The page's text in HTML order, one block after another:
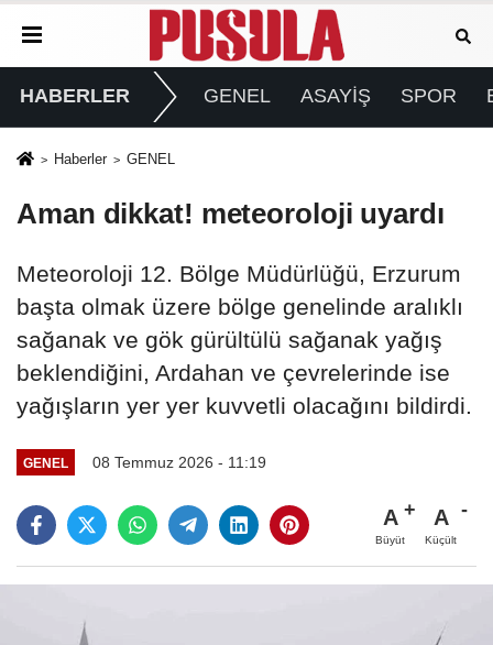
HABERLER GENEL ASAYİŞ SPOR
Haberler GENEL
Aman dikkat! meteoroloji uyardı
Meteoroloji 12. Bölge Müdürlüğü, Erzurum
başta olmak üzere bölge genelinde aralıklı
sağanak ve gök gürültülü sağanak yağış
beklendiğini, Ardahan ve çevrelerinde ise
yağışların yer yer kuvvetli olacağını bildirdi.
GENEL 08 Temmuz 2026 - 11:19
A
Büyüt
A
Küçült